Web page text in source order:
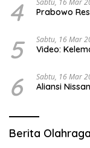
4 Prabowo
5 Sabtu, 16 Mar
Video:
6 Sabtu, 16 Mar
Aliansi
Berita Olahraga